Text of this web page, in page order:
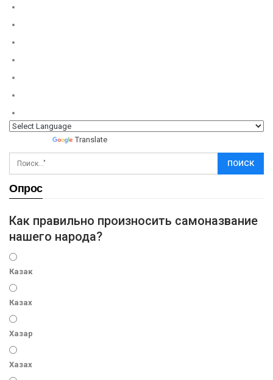
Translate
Опрос
Как правильно произносить самоназвание
нашего народа?
Казак
Казах
Хазар
Хазах